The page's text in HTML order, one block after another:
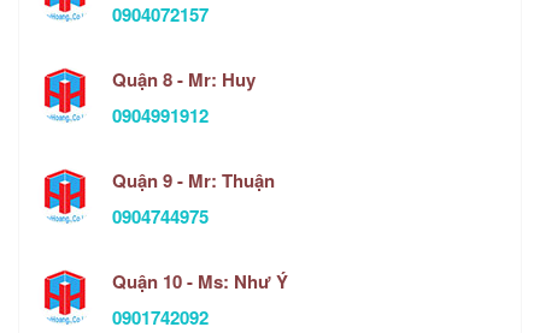
0904072157
Quận 8 - Mr: Huy
0904991912
Quận 9 - Mr: Thuận
0904744975
Quận 10 - Ms: Như Ý
0901742092